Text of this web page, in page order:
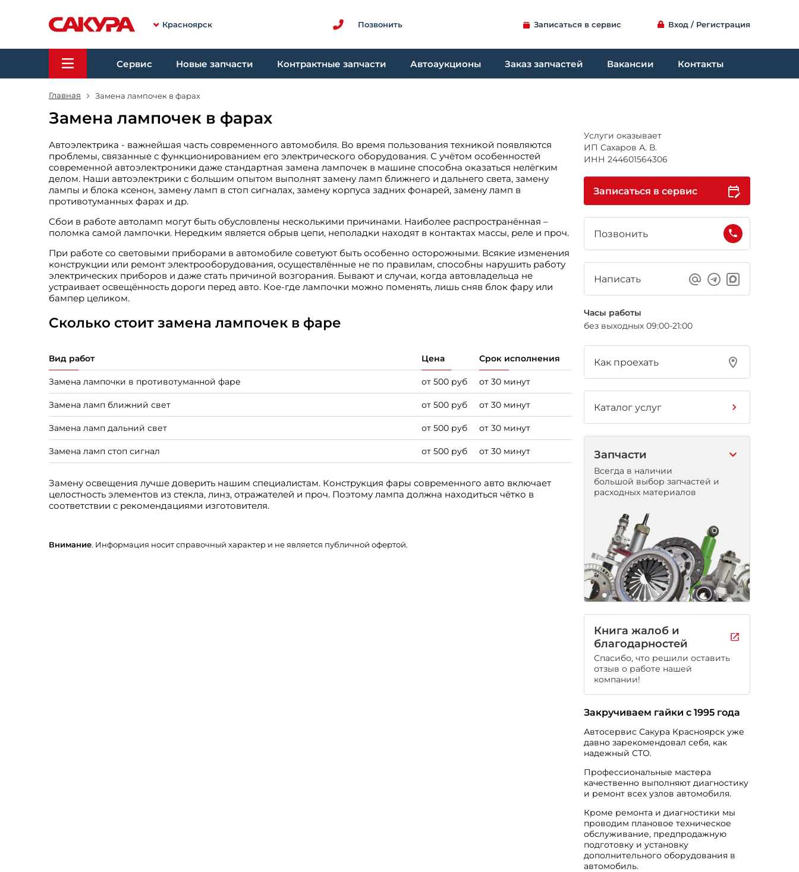
Красноярск Позвонить Записаться в сервис Вход / Регистрация
Сервис Новые запчасти Контрактные запчасти Автоаукционы Заказ запчастей Вакансии Контакты
Главная Замена лампочек в фарах
Замена лампочек в фарах
Автоэлектрика - важнейшая часть современного автомобиля. Во время пользования техникой появляются
проблемы, связанные с функционированием его электрического оборудования. С учётом особенностей
современной автоэлектроники даже стандартная замена лампочек в машине способна оказаться нелёгким
делом. Наши автоэлектрики с большим опытом выполнят замену ламп ближнего и дальнего света, замену
лампы и блока ксенон, замену ламп в стоп сигналах, замену корпуса задних фонарей, замену ламп в
противотуманных фарах и др.
Сбои в работе автоламп могут быть обусловлены несколькими причинами. Наиболее распространённая –
поломка самой лампочки. Нередким является обрыв цепи, неполадки находят в контактах массы, реле и проч.
При работе со световыми приборами в автомобиле советуют быть особенно осторожными. Всякие изменения
конструкции или ремонт электрооборудования, осуществлённые не по правилам, способны нарушить работу
электрических приборов и даже стать причиной возгорания. Бывают и случаи, когда автовладельца не
устраивает освещённость дороги перед авто. Кое-где лампочки можно поменять, лишь сняв блок фару или
бампер целиком.
Сколько стоит замена лампочек в фаре
Вид работ Цена Срок исполнения
Замена лампочки в противотуманной фаре от 500 руб от 30 минут
Замена ламп ближний свет от 500 руб от 30 минут
Замена ламп дальний свет от 500 руб от 30 минут
Замена ламп стоп сигнал от 500 руб от 30 минут
Замену освещения лучше доверить нашим специалистам. Конструкция фары современного авто включает
целостность элементов из стекла, линз, отражателей и проч. Поэтому лампа должна находиться чётко в
соответствии с рекомендациями изготовителя.
Внимание. Информация носит справочный характер и не является публичной офертой.
Услуги оказывает
ИП Сахаров А. В.
ИНН 244601564306
Записаться в сервис
Позвонить
Написать
Часы работы
без выходных 09:00-21:00
Как проехать
Каталог услуг
Запчасти
Всегда в наличии
большой выбор запчастей и
расходных материалов
Книга жалоб и
благодарностей
Спасибо, что решили оставить
отзыв о работе нашей
компании!
Закручиваем гайки с 1995 года
Автосервис Сакура Красноярск уже
давно зарекомендовал себя, как
надежный СТО.
Профессиональные мастера
качественно выполняют диагностику
и ремонт всех узлов автомобиля.
Кроме ремонта и диагностики мы
проводим плановое техническое
обслуживание, предпродажную
подготовку и установку
дополнительного оборудования в
автомобиль.